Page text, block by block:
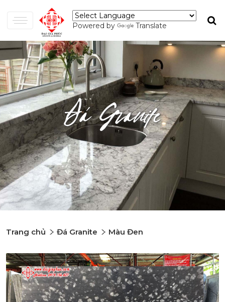
Powered by Translate
Đá Granite
Trang chủ Đá Granite Màu Đen